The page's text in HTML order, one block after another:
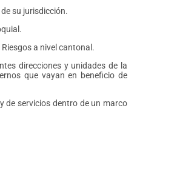
su jurisdicción.
a nivel cantonal.
direcciones y unidades de la
que vayan en beneficio de
de servicios dentro de un marco